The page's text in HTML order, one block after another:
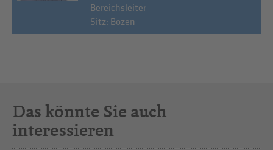
Bereichsleiter
Sitz: Bozen
Das könnte Sie auch
interessieren